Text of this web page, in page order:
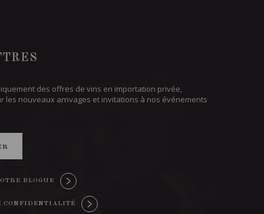
des offres de vins en importation privée,
les nouveaux arrivages et invitations à nos événements
BLOGUE
CONFIDENTIALITÉ